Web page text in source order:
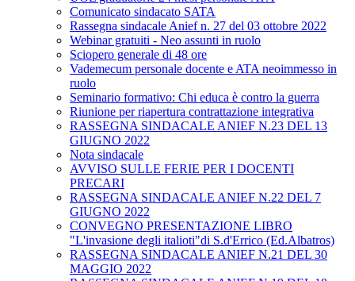
Comunicato sindacato SATA
Rassegna sindacale Anief n. 27 del 03 ottobre 2022
Webinar gratuiti - Neo assunti in ruolo
Sciopero generale di 48 ore
Vademecum personale docente e ATA neoimmesso in
ruolo
Seminario formativo: Chi educa è contro la guerra
Riunione per riapertura contrattazione integrativa
RASSEGNA SINDACALE ANIEF N.23 DEL 13
GIUGNO 2022
Nota sindacale
AVVISO SULLE FERIE PER I DOCENTI
PRECARI
RASSEGNA SINDACALE ANIEF N.22 DEL 7
GIUGNO 2022
CONVEGNO PRESENTAZIONE LIBRO
"L'invasione degli italioti"di S.d'Errico (Ed.Albatros)
RASSEGNA SINDACALE ANIEF N.21 DEL 30
MAGGIO 2022